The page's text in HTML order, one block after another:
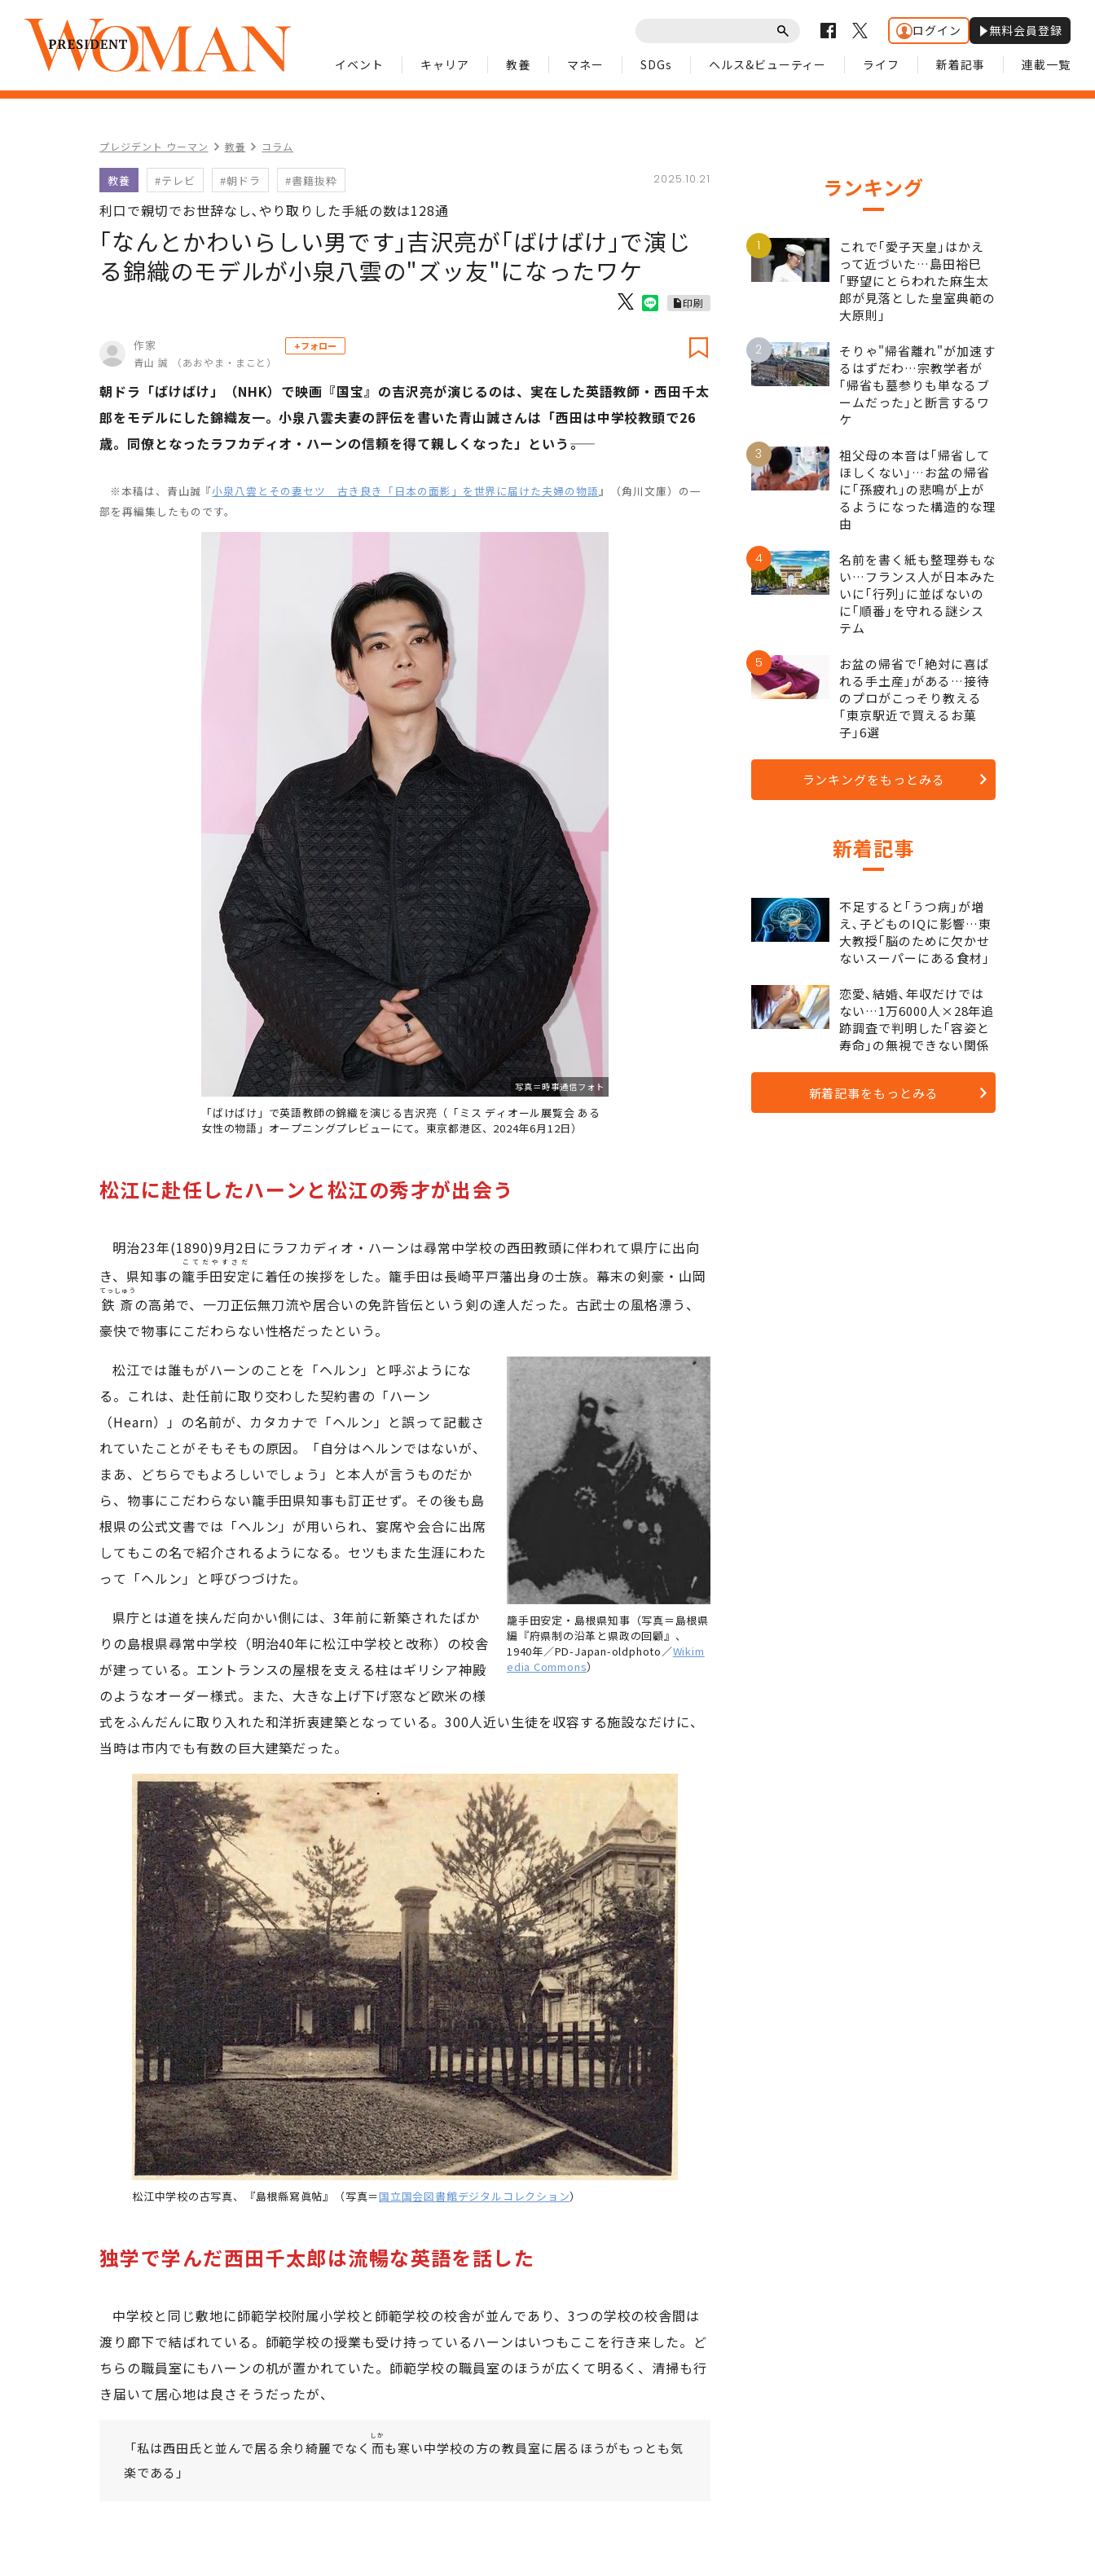
ログイン 無料会員登録
イベント キャリア 教養 マネー SDGs ヘルス&ビューティー ライフ 新着記事 連載一覧
プレジデント ウーマン 教養 コラム
教養 #テレビ #朝ドラ #書籍抜粋 2025.10.21
利口で親切でお世辞なし､やり取りした手紙の数は128通
｢なんとかわいらしい男です｣吉沢亮が｢ばけばけ｣で演じ
る錦織のモデルが小泉八雲の"ズッ友"になったワケ
印刷
作家
青山 誠 （あおやま・まこと）
+フォロー
朝ドラ「ばけばけ」（NHK）で映画『国宝』の吉沢亮が演じるのは、実在した英語教師・西田千太
郎をモデルにした錦織友一。小泉八雲夫妻の評伝を書いた青山誠さんは「西田は中学校教頭で26
歳。同僚となったラフカディオ・ハーンの信頼を得て親しくなった」という――。
※本稿は、青山誠『小泉八雲とその妻セツ 古き良き「日本の面影」を世界に届けた夫婦の物語』（角川文庫）の一
部を再編集したものです。
写真＝時事通信フォト
「ばけばけ」で英語教師の錦織を演じる吉沢亮（「ミス ディオール展覧会 ある
女性の物語」オープニングプレビューにて。東京都港区、2024年6月12日）
松江に赴任したハーンと松江の秀才が出会う
明治23年(1890)9月2日にラフカディオ・ハーンは尋常中学校の西田教頭に伴われて県庁に出向
き、県知事の籠手田安定
こてだやすさだ
に着任の挨拶をした。籠手田は長崎平戸藩出身の士族。幕末の剣豪・山岡
鉄斎
てっしゅう
の高弟で、一刀正伝無刀流や居合いの免許皆伝という剣の達人だった。古武士の風格漂う、
豪快で物事にこだわらない性格だったという。
籠手田安定・島根県知事（写真＝島根県
編『府県制の沿革と県政の回顧』、
1940年／PD-Japan-oldphoto／Wikim
edia Commons）
松江では誰もがハーンのことを「ヘルン」と呼ぶようにな
る。これは、赴任前に取り交わした契約書の「ハーン
（Hearn）」の名前が、カタカナで「ヘルン」と誤って記載さ
れていたことがそもそもの原因。「自分はヘルンではないが、
まあ、どちらでもよろしいでしょう」と本人が言うものだか
ら、物事にこだわらない籠手田県知事も訂正せず。その後も島
根県の公式文書では「ヘルン」が用いられ、宴席や会合に出席
してもこの名で紹介されるようになる。セツもまた生涯にわた
って「ヘルン」と呼びつづけた。
県庁とは道を挟んだ向かい側には、3年前に新築されたばか
りの島根県尋常中学校（明治40年に松江中学校と改称）の校舎
が建っている。エントランスの屋根を支える柱はギリシア神殿
のようなオーダー様式。また、大きな上げ下げ窓など欧米の様
式をふんだんに取り入れた和洋折衷建築となっている。300人近い生徒を収容する施設なだけに、
当時は市内でも有数の巨大建築だった。
松江中学校の古写真、『島根縣寫眞帖』（写真＝国立国会図書館デジタルコレクション）
独学で学んだ西田千太郎は流暢な英語を話した
中学校と同じ敷地に師範学校附属小学校と師範学校の校舎が並んであり、3つの学校の校舎間は
渡り廊下で結ばれている。師範学校の授業も受け持っているハーンはいつもここを行き来した。ど
ちらの職員室にもハーンの机が置かれていた。師範学校の職員室のほうが広くて明るく、清掃も行
き届いて居心地は良さそうだったが、
「私は西田氏と並んで居る余り綺麗でなく 而
しか
も寒い中学校の方の教員室に居るほうがもっとも気
楽である」
ランキング
1
これで｢愛子天皇｣はかえ
って近づいた…島田裕巳
｢野望にとらわれた麻生太
郎が見落とした皇室典範の
大原則｣
2
そりゃ"帰省離れ"が加速す
るはずだわ…宗教学者が
｢帰省も墓参りも単なるブ
ームだった｣と断言するワ
ケ
3
祖父母の本音は｢帰省して
ほしくない｣…お盆の帰省
に｢孫疲れ｣の悲鳴が上が
るようになった構造的な理
由
4
名前を書く紙も整理券もな
い…フランス人が日本みた
いに｢行列｣に並ばないの
に｢順番｣を守れる謎シス
テム
5
お盆の帰省で｢絶対に喜ば
れる手土産｣がある…接待
のプロがこっそり教える
｢東京駅近で買えるお菓
子｣6選
ランキングをもっとみる
新着記事
不足すると｢うつ病｣が増
え､子どものIQに影響…東
大教授｢脳のために欠かせ
ないスーパーにある食材｣
恋愛､結婚､年収だけでは
ない…1万6000人×28年追
跡調査で判明した｢容姿と
寿命｣の無視できない関係
新着記事をもっとみる